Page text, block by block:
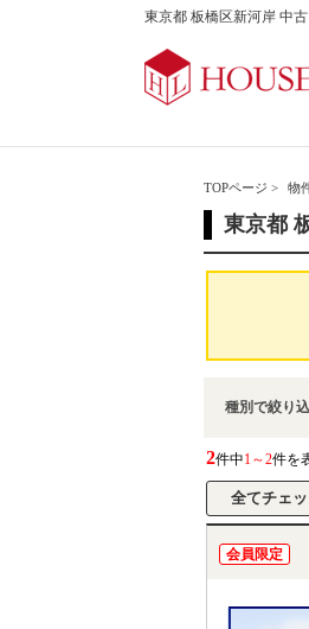
東京都 板橋区新河岸 中
TOPページ > 物
東京都
種別で絞り
2件中1～2件を
会員限定